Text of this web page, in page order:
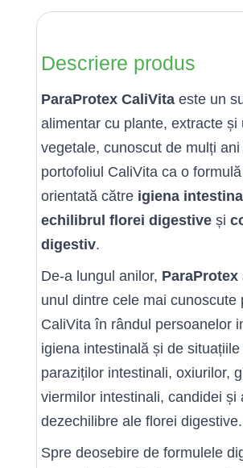
Descriere produs
ParaProtex CaliVita este un
alimentar cu plante, extracte și
vegetale, cunoscut de mulți ani
portofoliul CaliVita ca o
orientată către igiena
echilibrul florei digestive și
digestiv.
De-a lungul anilor, ParaProtex
unul dintre cele mai cunoscute
CaliVita în rândul persoanelor
igiena intestinală și de
paraziților intestinali, oxiurilor,
viermilor intestinali, candidei și
dezechilibre ale florei digestive.
Spre deosebire de formulele